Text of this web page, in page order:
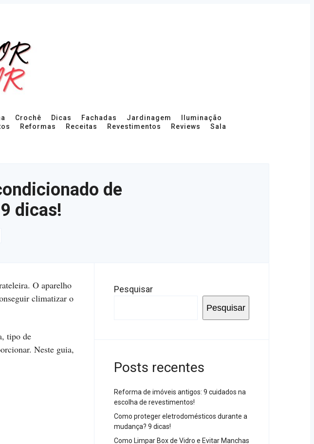
Crochê Dicas Fachadas Jardinagem
Iluminação
Reformas Receitas Revestimentos Reviews Sala
de
dicas!
O aparelho
climatizar o
tipo de
Neste guia,
Pesquisar
Pesquisar
Posts recentes
Reforma de imóveis antigos: 9 cuidados na
escolha de revestimentos!
Como proteger eletrodomésticos durante a
mudança? 9 dicas!
Como Limpar Box de Vidro e Evitar Manchas